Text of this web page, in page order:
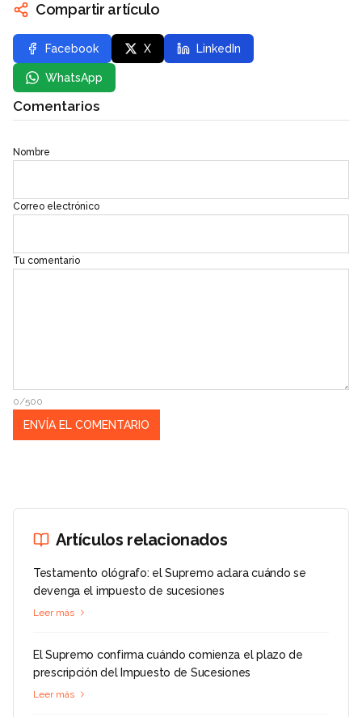
Compartir artículo
Facebook X LinkedIn
WhatsApp
Comentarios
Nombre
Correo electrónico
Tu comentario
0/500
Artículos relacionados
Testamento ológrafo: el Supremo aclara cuándo se
devenga el impuesto de sucesiones
Leer más
El Supremo confirma cuándo comienza el plazo de
prescripción del Impuesto de Sucesiones
Leer más